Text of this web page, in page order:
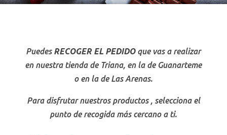
Puedes RECOGER EL PEDIDOque vas a realizar
en nuestra tienda de Triana, en la de Guanarteme
o en la de Las Arenas.
Para disfrutar nuestros productos , selecciona el
punto de recogida más cercano a ti.